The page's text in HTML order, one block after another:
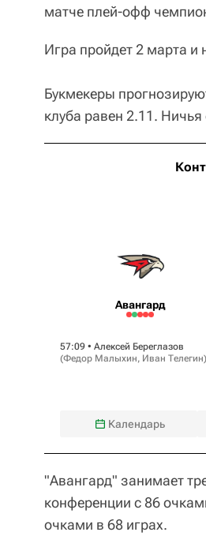
матче плей-офф
Игра пройдет 2 марта и
Букмекеры
клуба равен 2.11.
Авангард
57:09 • Алексей Береглазов
(Федор Малыхин, Иван Телегин)
Календарь
"Авангард" занимает
конференции с 86
очками в 68 играх.